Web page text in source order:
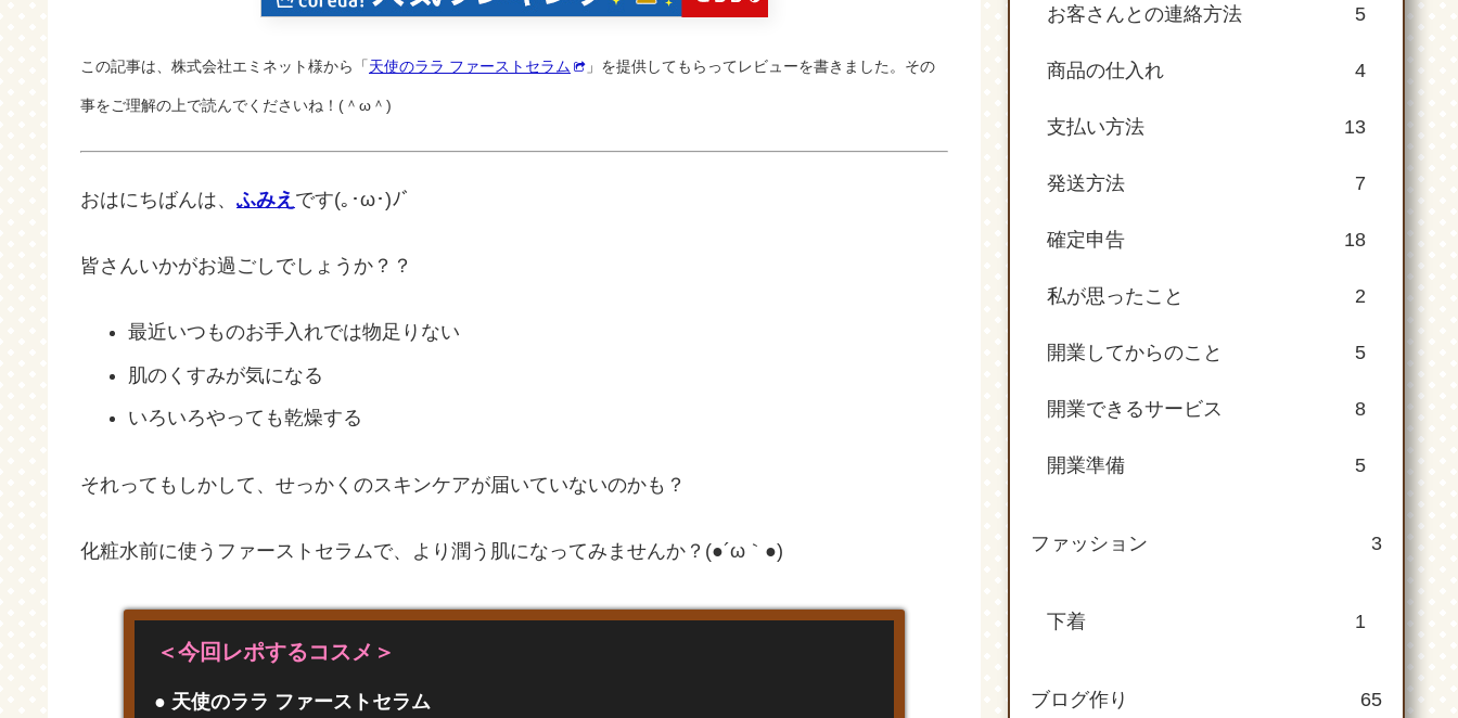
この記事は、株式会社エミネット様から「天使のララ ファーストセラム 」を提供してもらってレビューを書きました。その
事をご理解の上で読んでくださいね！(＾ω＾)
おはにちばんは、 ふみえ です(｡･ω･)ﾉﾞ
皆さんいかがお過ごしでしょうか？？
最近いつものお手入れでは物足りない
肌のくすみが気になる
いろいろやっても乾燥する
それってもしかして、せっかくのスキンケアが届いていないのかも？
化粧水前に使うファーストセラムで、より潤う肌になってみませんか？(●´ω｀●)
＜今回レポするコスメ＞
● 天使のララ ファーストセラム
お客さんとの連絡方法 5
商品の仕入れ 4
支払い方法 13
発送方法 7
確定申告 18
私が思ったこと 2
開業してからのこと 5
開業できるサービス 8
開業準備 5
ファッション 3
下着 1
ブログ作り 65